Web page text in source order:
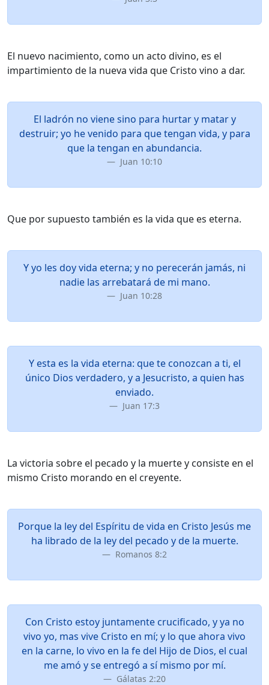
El nuevo nacimiento, como un acto divino, es el
impartimiento de la nueva vida que Cristo vino a dar.
El ladrón no viene sino para hurtar y matar y
destruir; yo he venido para que tengan vida, y para
que la tengan en abundancia.
Juan 10:10
Que por supuesto también es la vida que es eterna.
Y yo les doy vida eterna; y no perecerán jamás, ni
nadie las arrebatará de mi mano.
Juan 10:28
Y esta es la vida eterna: que te conozcan a ti, el
único Dios verdadero, y a Jesucristo, a quien has
enviado.
Juan 17:3
La victoria sobre el pecado y la muerte y consiste en el
mismo Cristo morando en el creyente.
Porque la ley del Espíritu de vida en Cristo Jesús me
ha librado de la ley del pecado y de la muerte.
Romanos 8:2
Con Cristo estoy juntamente crucificado, y ya no
vivo yo, mas vive Cristo en mí; y lo que ahora vivo
en la carne, lo vivo en la fe del Hijo de Dios, el cual
me amó y se entregó a sí mismo por mí.
Gálatas 2:20